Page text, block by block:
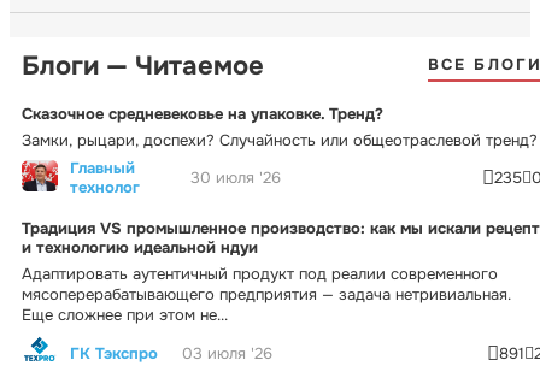
Блоги — Читаемое ВСЕ
Сказочное средневековье на упаковке. Тренд?
Замки, рыцари, доспехи? Случайность или общеотраслевой тренд?
Главный
технолог
30 июля '26 235
Традиция VS промышленное производство: как мы искали рецепт
и технологию идеальной ндуи
Адаптировать аутентичный продукт под реалии современного
мясоперерабатывающего предприятия — задача нетривиальная.
Еще сложнее при этом не...
ГК Тэкспро
03 июля '26 891